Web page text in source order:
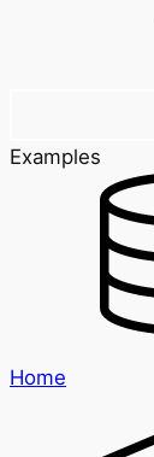
Examples
Home